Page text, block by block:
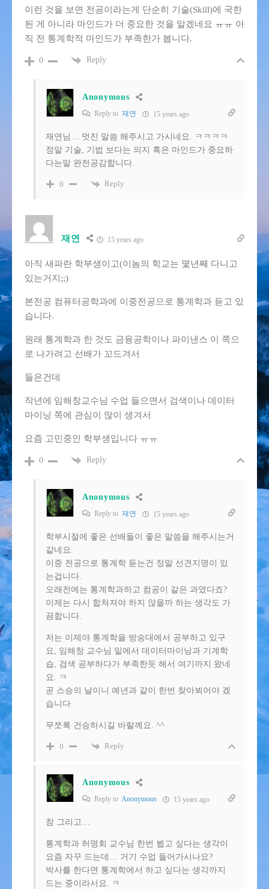
이런 것을 보면 전공이라는게 단순히 기술(Skill)에 국한
된 게 아니라 마인드가 더 중요한 것을 알겠네요 ㅠㅠ 아
직 전 통계학적 마인드가 부족한가 봅니다.
0 Reply
Anonymous
Reply to 재연 15 years ago
재연님… 멋진 말씀 해주시고 가시네요. ㅋㅋㅋㅋ
정말 기술, 기법 보다는 의지 혹은 마인드가 중요하
다는말 완전공감합니다.
0 Reply
재연 15 years ago
아직 새파란 학부생이고(이놈의 학교는 몇년째 다니고
있는거지;;)
본전공 컴퓨터공학과에 이중전공으로 통계학과 듣고 있
습니다.
원래 통계학과 한 것도 금융공학이나 파이낸스 이 쪽으
로 나가려고 선배가 꼬드겨서
들은건데
작년에 임해창교수님 수업 들으면서 검색이나 데이터
마이닝 쪽에 관심이 많이 생겨서
요즘 고민중인 학부생입니다 ㅠㅠ
0 Reply
Anonymous
Reply to 재연 15 years ago
학부시절에 좋은 선배들이 좋은 말씀을 해주시는거
같네요.
이중 전공으로 통계학 듣는건 정말 선견지명이 있
는겁니다.
오래전에는 통계학과하고 컴공이 같은 과였다죠?
이제는 다시 합쳐져야 하지 않을까 하는 생각도 가
끔합니다.
저는 이제야 통계학을 방송대에서 공부하고 있구
요, 임해창 교수님 밑에서 데이터마이닝과 기계학
습, 검색 공부하다가 부족한듯 해서 여기까지 왔네
요. ㅋ
곧 스승의 날이니 예년과 같이 한번 찾아뵈어야 겠
습니다.
무쪼록 건승하시길 바랄께요. ^^
0 Reply
Anonymous
Reply to Anonymous 15 years ago
참 그리고…
통계학과 허명회 교수님 한번 뵙고 싶다는 생각이
요즘 자꾸 드는데… 거기 수업 들어가시나요?
박사를 한다면 통계학에서 하고 싶다는 생각까지
드는 중이라서요. ㅋ